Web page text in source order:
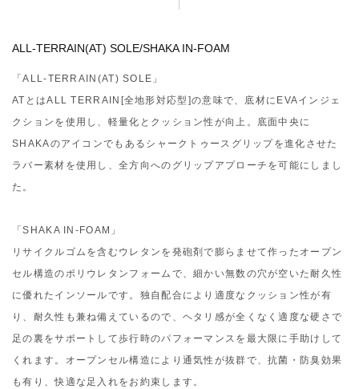
ALL-TERRAIN(AT) SOLE/SHAKA IN-FOAM
「ALL-TERRAIN(AT) SOLE」
ATとはALL TERRAIN[全地形対応型]の意味で、底材にEVAインジェ
クションを使用し、軽量化とクッション性が向上。底面中央に
SHAKAのアイコンでもあるシャークトゥースグリップを進化させた
ラバー素材を使用し、全方向へのグリップアプローチを可能にしまし
た。
「SHAKA IN-FOAM」
リサイクルゴムを含むウレタンを発砲剤で膨らませて作ったオープン
セル構造のポリウレタンフォームで、細かい無数の穴が空いた耐久性
に優れたインソールです。独自配合により適度なクッション性が有
り、耐久性も兼ね備えているので、ヘタリ感が全くなく適度な硬さで
足の裏をサポートして歩行時のパフォーマンスを最大限に手助けして
くれます。オープンセル構造により通気性が抜群で、抗菌・防臭効果
も有り、快適な足入れをお約束します。